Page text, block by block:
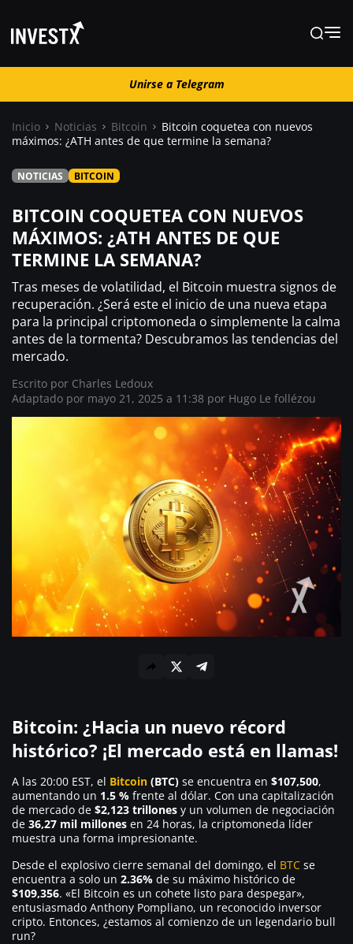
Unirse a Telegram
Guías
Trading
¿ Dónde comprar ?
Unirse a Telegram
Inicio Noticias Bitcoin
Bitcoin coquetea con nuevos
máximos: ¿ATH antes de que termine la semana?
NOTICIAS BITCOIN
BITCOIN COQUETEA CON NUEVOS
MÁXIMOS: ¿ATH ANTES DE QUE
TERMINE LA SEMANA?
Tras meses de volatilidad, el Bitcoin muestra signos de
recuperación. ¿Será este el inicio de una nueva etapa
para la principal criptomoneda o simplemente la calma
antes de la tormenta? Descubramos las tendencias del
mercado.
Escrito por Charles Ledoux
Adaptado por mayo 21, 2025 a 11:38 por Hugo Le follézou
Bitcoin: ¿Hacia un nuevo récord
histórico? ¡El mercado está en llamas!
A las 20:00 EST, el Bitcoin (BTC) se encuentra en $107,500,
aumentando un 1.5 % frente al dólar. Con una capitalización
de mercado de $2,123 trillones y un volumen de negociación
de 36,27 mil millones en 24 horas, la criptomoneda líder
muestra una forma impresionante.
Desde el explosivo cierre semanal del domingo, el BTC se
encuentra a solo un 2.36% de su máximo histórico de
$109,356. «El Bitcoin es un cohete listo para despegar»,
entusiasmado Anthony Pompliano, un reconocido inversor
cripto. Entonces, ¿estamos al comienzo de un legendario bull
run?